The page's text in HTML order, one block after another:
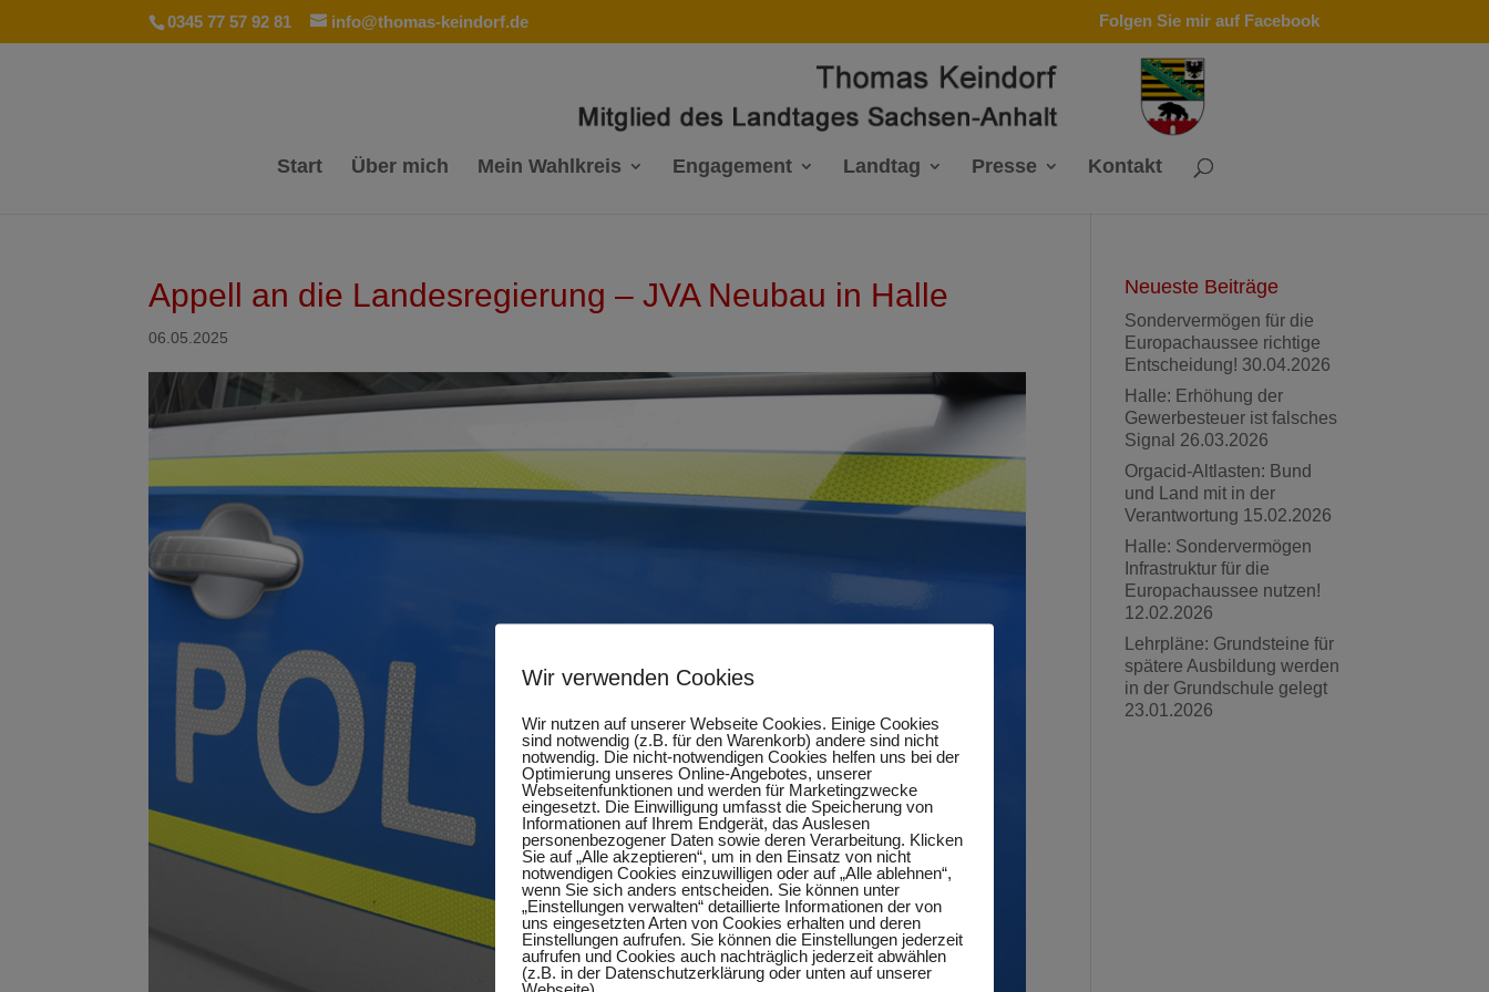
0345 77 57 92 81 info@thomas-keindorf.de Folgen Sie mir auf Facebook
Start Über mich Mein Wahlkreis Engagement Landtag Presse Kontakt
Appell an die Landesregierung – JVA Neubau in Halle
06.05.2025
Neueste Beiträge
Sondervermögen für die
Europachaussee richtige
Entscheidung! 30.04.2026
Halle: Erhöhung der
Gewerbesteuer ist falsches
Signal 26.03.2026
Orgacid-Altlasten: Bund
und Land mit in der
Verantwortung 15.02.2026
Halle: Sondervermögen
Infrastruktur für die
Europachaussee nutzen!
12.02.2026
Lehrpläne: Grundsteine für
spätere Ausbildung werden
in der Grundschule gelegt
23.01.2026
Wir verwenden Cookies
Wir nutzen auf unserer Webseite Cookies. Einige Cookies
sind notwendig (z.B. für den Warenkorb) andere sind nicht
notwendig. Die nicht-notwendigen Cookies helfen uns bei der
Optimierung unseres Online-Angebotes, unserer
Webseitenfunktionen und werden für Marketingzwecke
eingesetzt. Die Einwilligung umfasst die Speicherung von
Informationen auf Ihrem Endgerät, das Auslesen
personenbezogener Daten sowie deren Verarbeitung. Klicken
Sie auf „Alle akzeptieren“, um in den Einsatz von nicht
notwendigen Cookies einzuwilligen oder auf „Alle ablehnen“,
wenn Sie sich anders entscheiden. Sie können unter
„Einstellungen verwalten“ detaillierte Informationen der von
uns eingesetzten Arten von Cookies erhalten und deren
Einstellungen aufrufen. Sie können die Einstellungen jederzeit
aufrufen und Cookies auch nachträglich jederzeit abwählen
(z.B. in der Datenschutzerklärung oder unten auf unserer